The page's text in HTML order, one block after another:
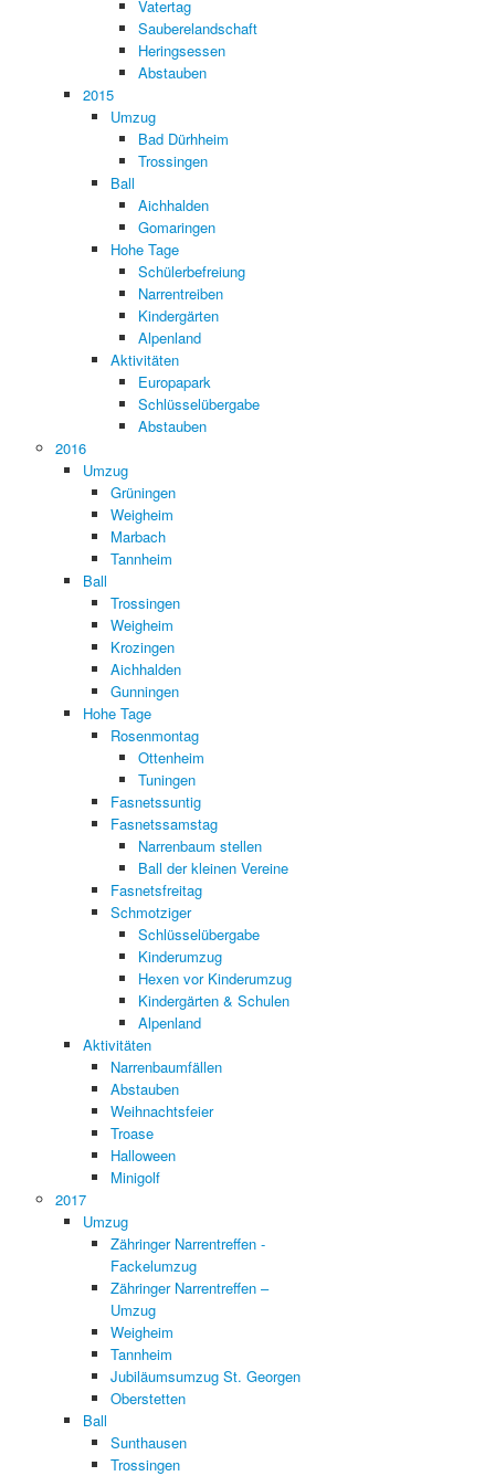
Vatertag
Sauberelandschaft
Heringsessen
Abstauben
2015
Umzug
Bad Dürhheim
Trossingen
Ball
Aichhalden
Gomaringen
Hohe Tage
Schülerbefreiung
Narrentreiben
Kindergärten
Alpenland
Aktivitäten
Europapark
Schlüsselübergabe
Abstauben
2016
Umzug
Grüningen
Weigheim
Marbach
Tannheim
Ball
Trossingen
Weigheim
Krozingen
Aichhalden
Gunningen
Hohe Tage
Rosenmontag
Ottenheim
Tuningen
Fasnetssuntig
Fasnetssamstag
Narrenbaum stellen
Ball der kleinen Vereine
Fasnetsfreitag
Schmotziger
Schlüsselübergabe
Kinderumzug
Hexen vor Kinderumzug
Kindergärten & Schulen
Alpenland
Aktivitäten
Narrenbaumfällen
Abstauben
Weihnachtsfeier
Troase
Halloween
Minigolf
2017
Umzug
Zähringer Narrentreffen -
Fackelumzug
Zähringer Narrentreffen –
Umzug
Weigheim
Tannheim
Jubiläumsumzug St. Georgen
Oberstetten
Ball
Sunthausen
Trossingen